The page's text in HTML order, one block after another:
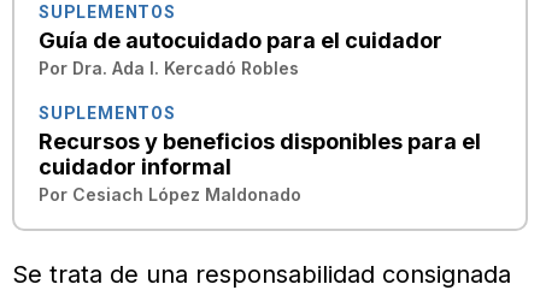
SUPLEMENTOS
Guía de autocuidado para el cuidador
Por Dra. Ada I. Kercadó Robles
SUPLEMENTOS
Recursos y beneficios disponibles para el
cuidador informal
Por Cesiach López Maldonado
Se trata de una responsabilidad consignada